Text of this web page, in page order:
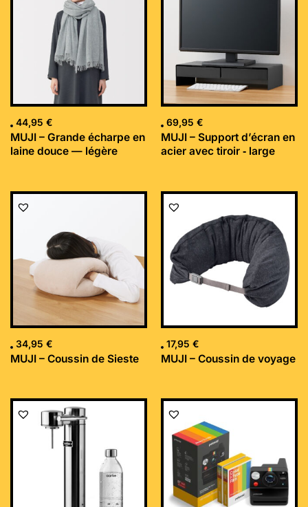
44,95 €
MUJI – Grande écharpe en
laine douce — légère
69,95 €
MUJI – Support d’écran en
acier avec tiroir ‐ large
34,95 €
MUJI – Coussin de Sieste
17,95 €
MUJI – Coussin de voyage
Le
initial
était :
169,99 €.
Le